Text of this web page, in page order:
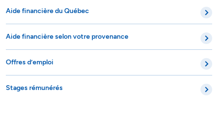
Aide financière du Québec
Aide financière selon votre provenance
Offres d’emploi
Stages rémunérés